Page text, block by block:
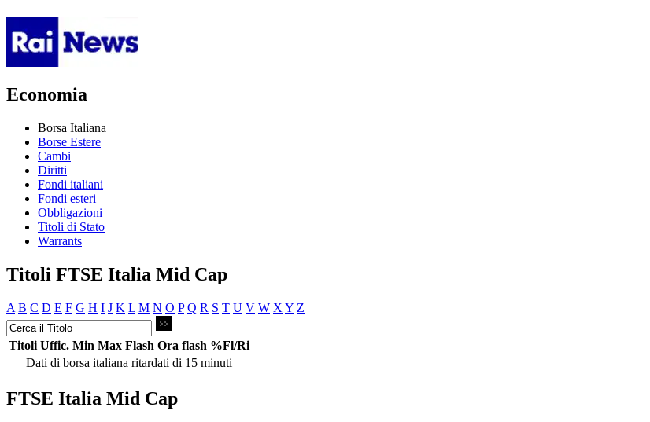
Economia
Borsa Italiana
Borse Estere
Cambi
Diritti
Fondi italiani
Fondi esteri
Obbligazioni
Titoli di Stato
Warrants
Titoli FTSE Italia Mid Cap
A B C D E F G H I J K L M N O P Q R S T U V W X Y Z
Titoli Uffic. Min Max Flash Ora flash %Fl/Ri
Dati di borsa italiana ritardati di 15 minuti
FTSE Italia Mid Cap